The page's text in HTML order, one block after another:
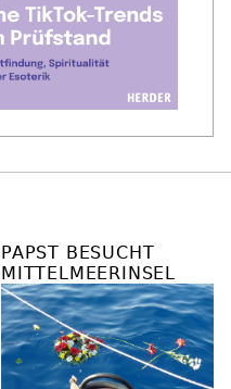
PAPST BESUCHT
MITTELMEERINSEL